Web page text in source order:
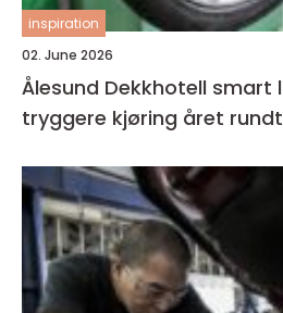
inspiration
02. June 2026
Ålesund Dekkhotell smart lagring og
tryggere kjøring året rundt